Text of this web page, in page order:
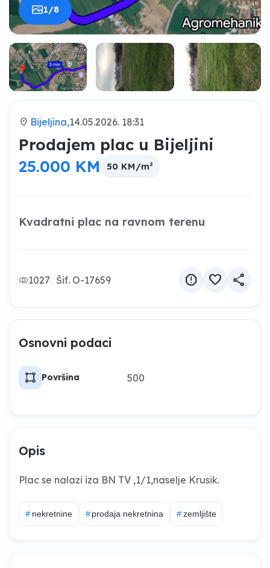
1/8
location_on Bijeljina,14.05.2026. 18:31
Prodajem plac u Bijeljini
25.000 KM
50 KM/m²
Kvadratni plac na ravnom terenu
1027 Šif. O-17659 report favorite share
Osnovni podaci
activity_zone Površina 500
Opis
Plac se nalazi iza BN TV ,1/1,naselje Krusik.
# nekretnine # prodaja nekretnina #zemljište